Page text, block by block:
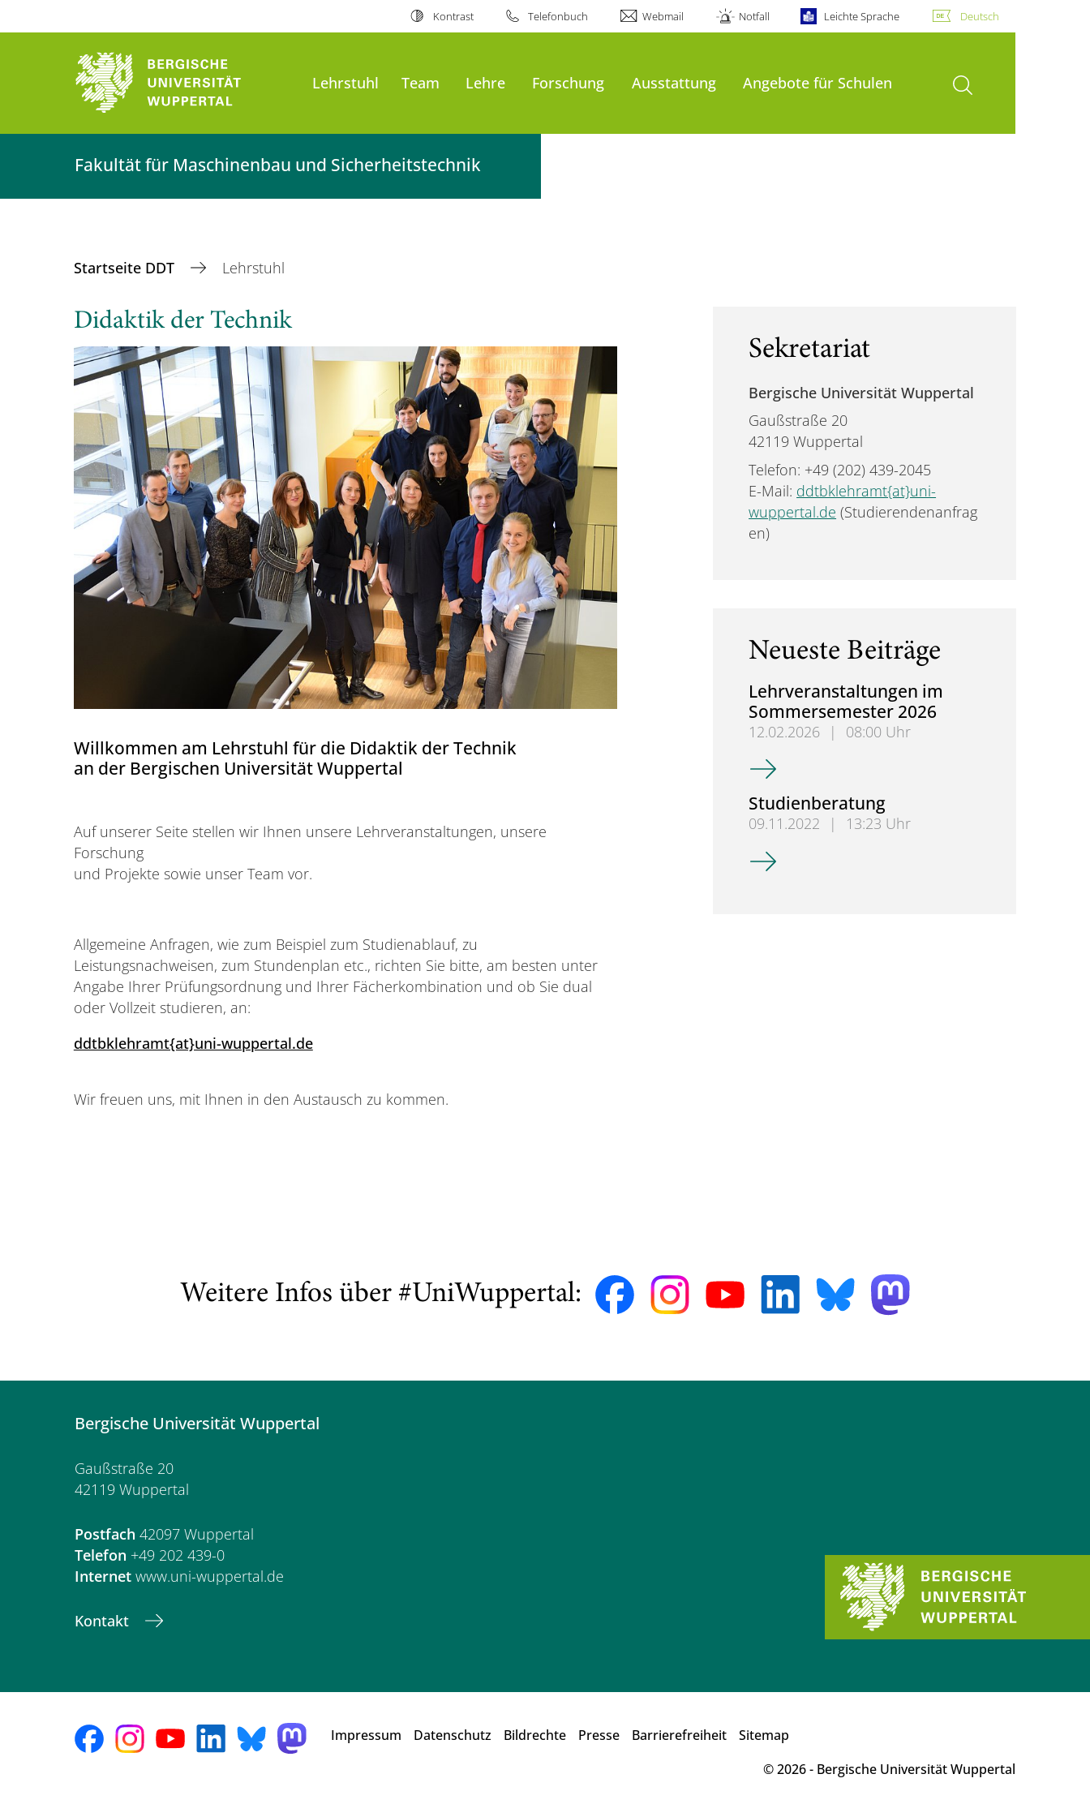
Kontrast Telefonbuch Webmail Notfall Leichte Sprache Deutsch
Lehrstuhl Team Lehre Forschung Ausstattung Angebote für Schulen Suche öffnen
Fakultät für Maschinenbau und Sicherheitstechnik
Startseite DDT Lehrstuhl
Didaktik der Technik
Willkommen am Lehrstuhl für die Didaktik der Technik
an der Bergischen Universität Wuppertal
Auf unserer Seite stellen wir Ihnen unsere Lehrveranstaltungen, unsere
Forschung
und Projekte sowie unser Team vor.
Allgemeine Anfragen, wie zum Beispiel zum Studienablauf, zu
Leistungsnachweisen, zum Stundenplan etc., richten Sie bitte, am besten unter
Angabe Ihrer Prüfungsordnung und Ihrer Fächerkombination und ob Sie dual
oder Vollzeit studieren, an:
ddtbklehramt{at}uni-wuppertal.de
Wir freuen uns, mit Ihnen in den Austausch zu kommen.
Sekretariat
Bergische Universität Wuppertal
Gaußstraße 20
42119 Wuppertal
Telefon: +49 (202) 439-2045
E-Mail: ddtbklehramt{at}uni-
wuppertal.de (Studierendenanfrag
en)
Neueste Beiträge
Lehrveranstaltungen im
Sommersemester 2026
12.02.2026 |
08:00 Uhr
Lehrveranstaltungen im Sommersemester 2026
Studienberatung
09.11.2022 |
13:23 Uhr
Studienberatung
Weitere Infos über #UniWuppertal:
Bergische Universität Wuppertal
Gaußstraße 20
42119 Wuppertal
Postfach 42097 Wuppertal
Telefon +49 202 439-0
Internet www.uni-wuppertal.de
Kontakt
Impressum Datenschutz Bildrechte Presse Barrierefreiheit
Sitemap
© 2026 - Bergische Universität Wuppertal